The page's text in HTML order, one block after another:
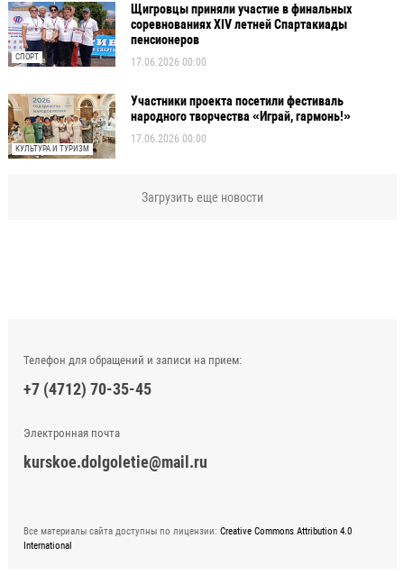
СПОРТ
Щигровцы приняли участие в финальных
соревнованиях XIV летней Спартакиады
пенсионеров
17.06.2026 00:00
КУЛЬТУРА И ТУРИЗМ
Участники проекта посетили фестиваль
народного творчества «Играй, гармонь!»
17.06.2026 00:00
Загрузить еще новости
Телефон для обращений и записи на прием:
+7 (4712) 70-35-45
Электронная почта
kurskoe.dolgoletie@mail.ru
Все материалы сайта доступны по лицензии: Creative Commons Attribution 4.0
International